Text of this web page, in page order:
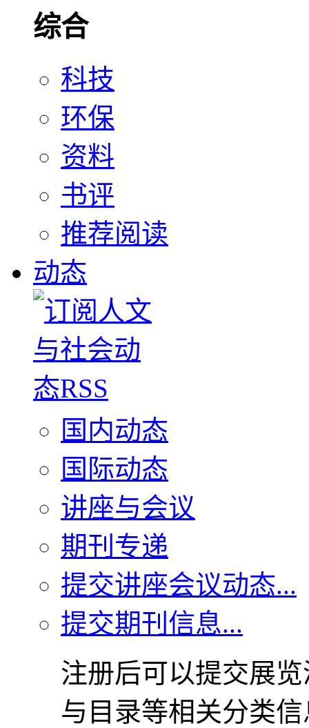
综合
科技
环保
资料
书评
推荐阅读
动态
国内动态
国际动态
讲座与会议
期刊专递
提交讲座会议动态...
提交期刊信息...
注册后可以提交展
与目录等相关分类